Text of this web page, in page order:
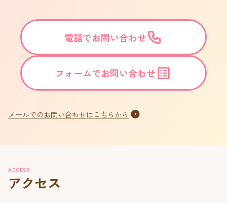
電話でお問い合わせ
フォームでお問い合わせ
メールでのお問い合わせはこちらから
ACCESS
アクセス